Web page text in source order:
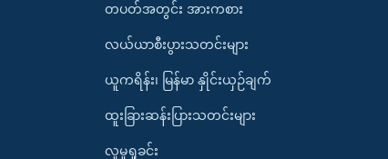
တပတ်အတွင်း အားကစား
လယ်ယာစီးပွားသတင်းများ
ယူကရိန်း၊ မြန်မာ နှိုင်းယှဉ်ချက်
ထူးခြားဆန်းပြားသတင်းများ
လူမှုရှုခင်း